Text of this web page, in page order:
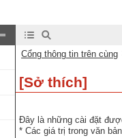
Cổng thông tin trên cùng
[Sở thích]
Đây là những cài đặt
* Các giá trị trong văn